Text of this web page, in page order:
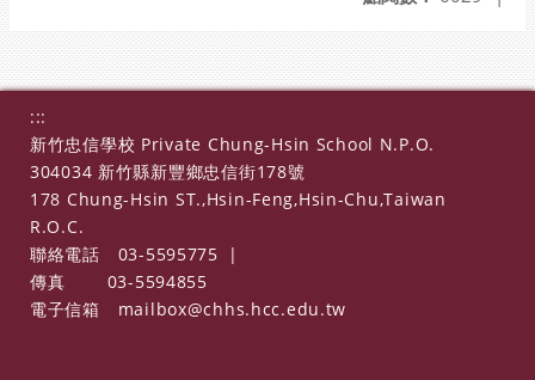
:::
新竹忠信學校 Private Chung-Hsin School N.P.O.
304034 新竹縣新豐鄉忠信街178號
178 Chung-Hsin ST.,Hsin-Feng,Hsin-Chu,Taiwan
R.O.C.
聯絡電話
03-5595775
|
傳真
03-5594855
電子信箱
mailbox@chhs.hcc.edu.tw